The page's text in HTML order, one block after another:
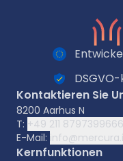
Kontaktieren Sie
8200 Aarhus N
T: +49 211
E-Mail:
Kernfunktionen